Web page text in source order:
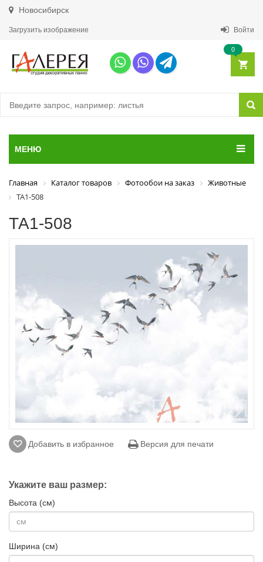
Новосибирск
Загрузить изображение Войти
0
МЕНЮ
Главная Каталог товаров Фотообои на заказ
Животные
ТА1-508
ТА1-508
Добавить в избранное Версия для печати
Укажите ваш размер:
Высота (см)
Ширина (см)